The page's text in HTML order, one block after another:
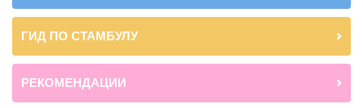
ГИД ПО СТАМБУЛУ
РЕКОМЕНДАЦИИ